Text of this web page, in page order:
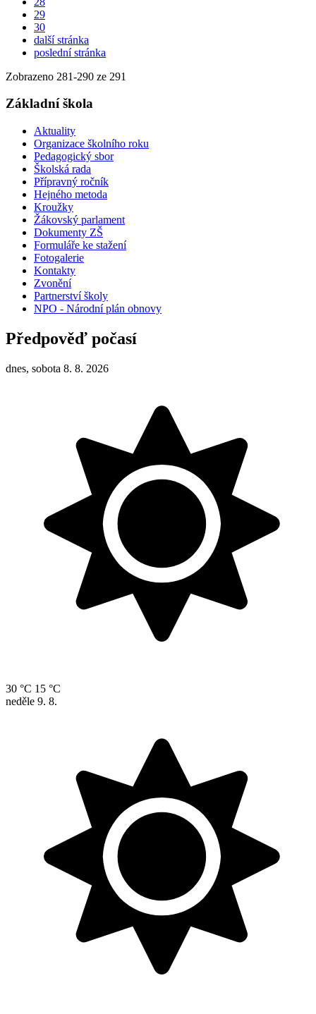
29
30
další stránka
poslední stránka
Zobrazeno 281-290 ze 291
Základní škola
Aktuality
Organizace školního roku
Pedagogický sbor
Školská rada
Přípravný ročník
Hejného metoda
Kroužky
Žákovský parlament
Dokumenty ZŠ
Formuláře ke stažení
Fotogalerie
Kontakty
Zvonění
Partnerství školy
NPO - Národní plán obnovy
Předpověď počasí
dnes, sobota 8. 8. 2026
30 °C 15 °C
neděle 9. 8.